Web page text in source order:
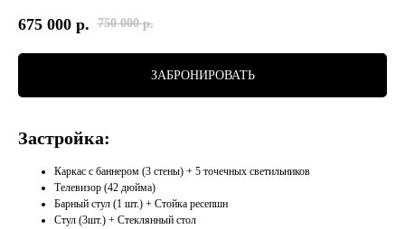
675 000 р. 750 000 р.
ЗАБРОНИРОВАТЬ
Застройка:
Каркас с баннером (3 стены) + 5 точечных светильников
Телевизор (42 дюйма)
Барный стул (1 шт.) + Стойка ресепшн
Стул (3шт.) + Стеклянный стол